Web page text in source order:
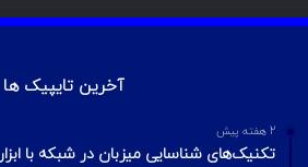
آخرین تایپیک ها
2 هفته پیش
تکنیک‌های شناسایی میزبان در شبکه با ابزار Nmap